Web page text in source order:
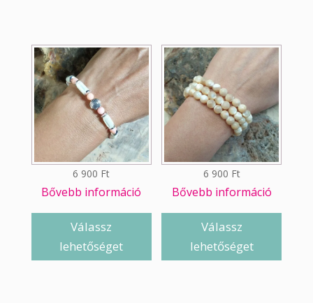
6 900 Ft
Bővebb információ
Válassz
lehetőséget
6 900 Ft
Bővebb információ
Válassz
lehetőséget